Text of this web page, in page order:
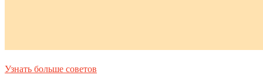
Узнать больше советов